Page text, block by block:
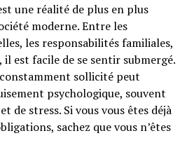
une réalité de plus en plus
moderne. Entre les
les responsabilités familiales,
est facile de se sentir submergé.
sollicité peut
psychologique, souvent
de stress. Si vous vous êtes déjà
sachez que vous n’êtes